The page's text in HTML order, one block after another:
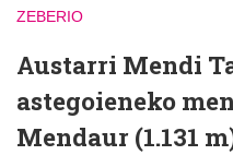
ZEBERIO
Austarri Mendi
astegoieneko
Mendaur (1.131